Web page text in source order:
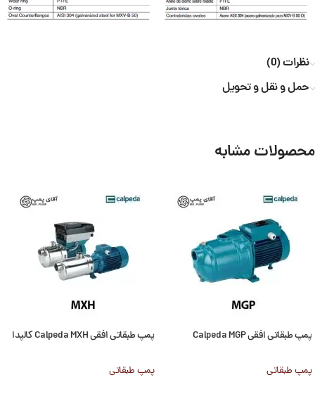
نظرات (0)
حمل و نقل و تحویل
محصولات مشابه
پمپ طبقاتی افقی Calpeda MGP
پمپ طبقاتی
پمپ طبقاتی افقی Calpeda MXH کالپدا
پمپ طبقاتی